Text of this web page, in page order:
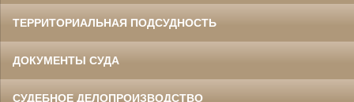
ТЕРРИТОРИАЛЬНАЯ ПОДСУДНОСТЬ
ДОКУМЕНТЫ СУДА
СУДЕБНОЕ ДЕЛОПРОИЗВОДСТВО